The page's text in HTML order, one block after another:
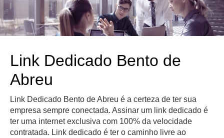
Link Dedicado Bento de
Abreu
Link Dedicado Bento de Abreu é a certeza de ter sua
empresa sempre conectada. Assinar um link dedicado é
ter uma internet exclusiva com 100% da velocidade
contratada. Link dedicado é ter o caminho livre ao